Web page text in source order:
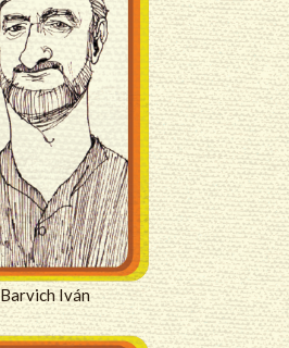
Barvich Iván